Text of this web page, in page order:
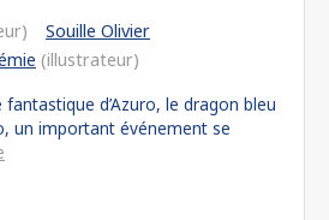
Souille Olivier
(illustrateur)
d’Azuro, le dragon bleu
un important événement se